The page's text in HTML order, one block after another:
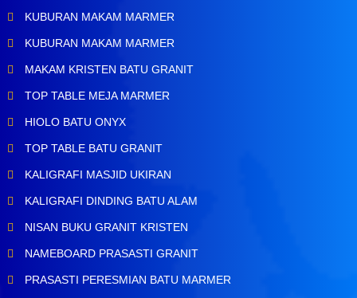
KUBURAN MAKAM MARMER
KUBURAN MAKAM MARMER
MAKAM KRISTEN BATU GRANIT
TOP TABLE MEJA MARMER
HIOLO BATU ONYX
TOP TABLE BATU GRANIT
KALIGRAFI MASJID UKIRAN
KALIGRAFI DINDING BATU ALAM
NISAN BUKU GRANIT KRISTEN
NAMEBOARD PRASASTI GRANIT
PRASASTI PERESMIAN BATU MARMER